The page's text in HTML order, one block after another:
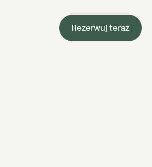
Rezerwuj teraz